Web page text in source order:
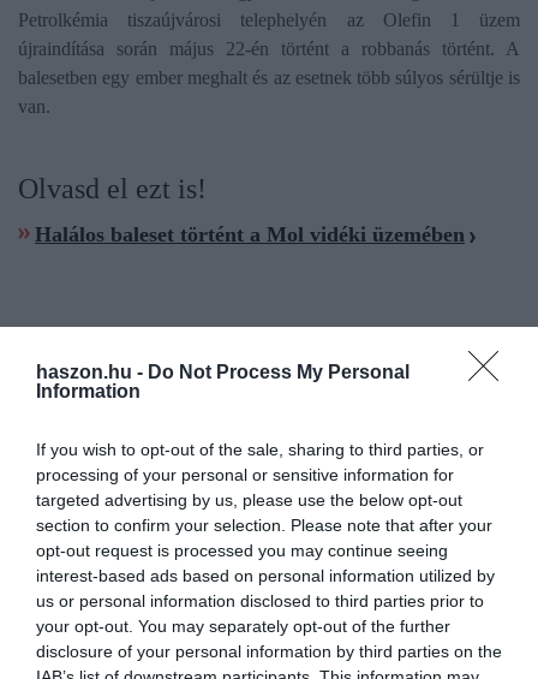
haszon.hu - Do Not Process My Personal
Information
If you wish to opt-out of the sale, sharing to third parties, or
processing of your personal or sensitive information for
targeted advertising by us, please use the below opt-out
section to confirm your selection. Please note that after your
opt-out request is processed you may continue seeing
interest-based ads based on personal information utilized by
us or personal information disclosed to third parties prior to
your opt-out. You may separately opt-out of the further
disclosure of your personal information by third parties on the
Petrolkémia tiszaújvárosi telephelyén az Olefin 1 üzem
újraindítása során május 22-én történt a robbanás történt. A
balesetben egy ember meghalt és az esetnek több súlyos sérültje is
van.
Olvasd el ezt is!
Halálos baleset történt a Mol vidéki üzemében
mol robbanás helyreállítás